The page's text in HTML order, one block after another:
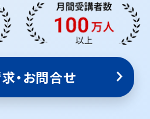
・お問合せ